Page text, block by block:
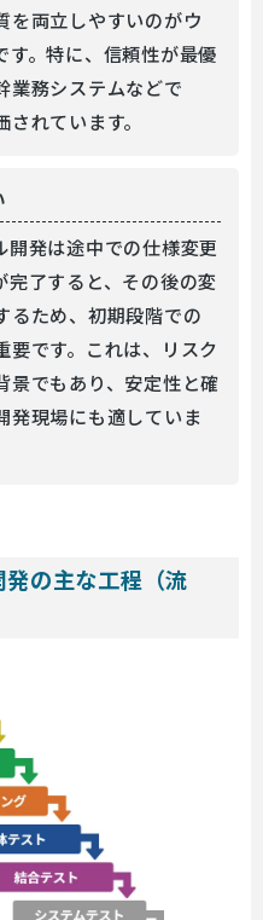
を両立しやすいのがウ
す。特に、信頼性が最優
業務システムなどで
れています。
開発は途中での仕様変更
完了すると、その後の変
るため、初期段階での
要です。これは、リスク
景でもあり、安定性と確
発現場にも適していま
の主な工程（流